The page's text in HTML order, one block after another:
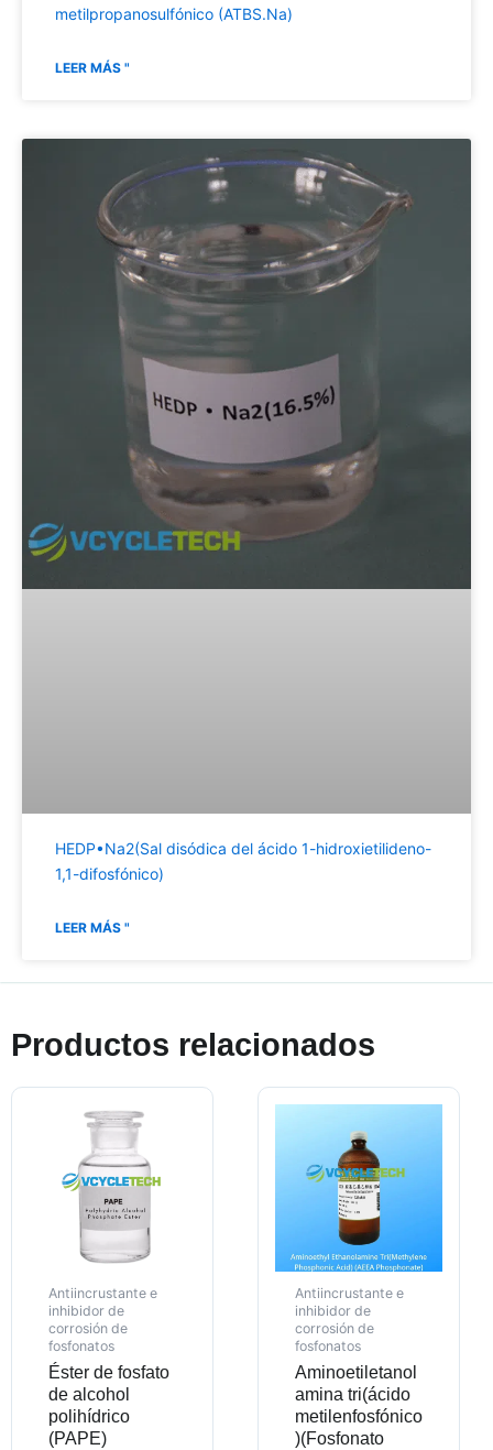
metilpropanosulfónico (ATBS.Na)
LEER MÁS "
HEDP•Na2(Sal disódica del ácido 1-hidroxietilideno-
1,1-difosfónico)
LEER MÁS "
Productos relacionados
Antiincrustante e
inhibidor de
corrosión de
fosfonatos
Éster de fosfato
de alcohol
polihídrico
(PAPE)
Antiincrustante e
inhibidor de
corrosión de
fosfonatos
Aminoetiletanol
amina tri(ácido
metilenfosfónico
)(Fosfonato